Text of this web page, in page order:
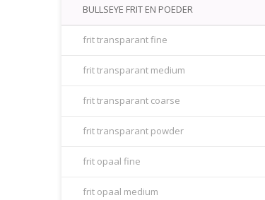
BULLSEYE FRIT EN POEDER
frit transparant fine
frit transparant medium
frit transparant coarse
frit transparant powder
frit opaal fine
frit opaal medium